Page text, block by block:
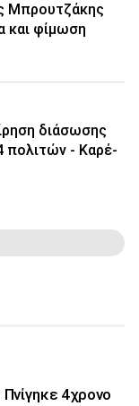
Μπρουτζάκης
και φίμωση
διάσωσης
πολιτών - Καρέ-
4χρονο